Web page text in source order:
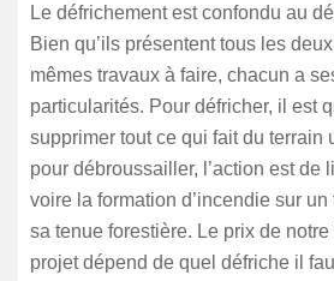
Le défrichement est confondu au
Bien qu’ils présentent tous les
mêmes travaux à faire, chacun a
particularités. Pour défricher, il est
supprimer tout ce qui fait du terrain
pour débroussailler, l’action est de
voire la formation d’incendie sur
sa tenue forestière. Le prix de
projet dépend de quel défriche il